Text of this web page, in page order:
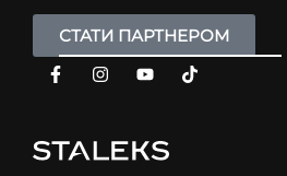
СТАТИ ПАРТНЕРОМ